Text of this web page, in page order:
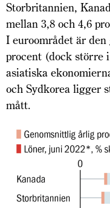
Storbritannien,
mellan 3,8 och 4,6
I euroområdet är
procent (dock större
asiatiska
och Sydkorea ligger
mått.